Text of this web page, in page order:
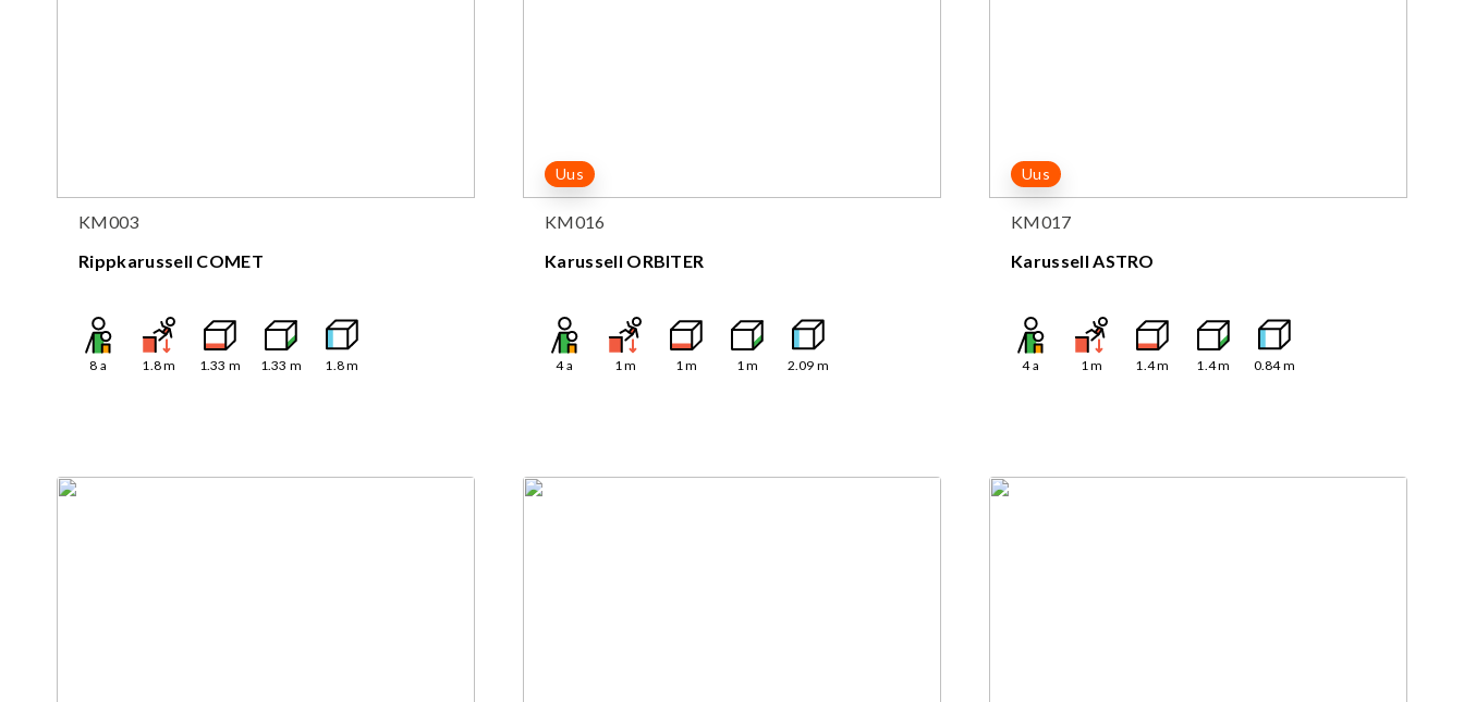
KM003
Rippkarussell COMET
8 a 1.8m 1.33 m 1.33 m 1.8m
Uus
KM016
Karussell ORBITER
4a 1m 1m 1m 2.09 m
Uus
KM017
Karussell ASTRO
4a 1m 1.4m 1.4m 0.84m